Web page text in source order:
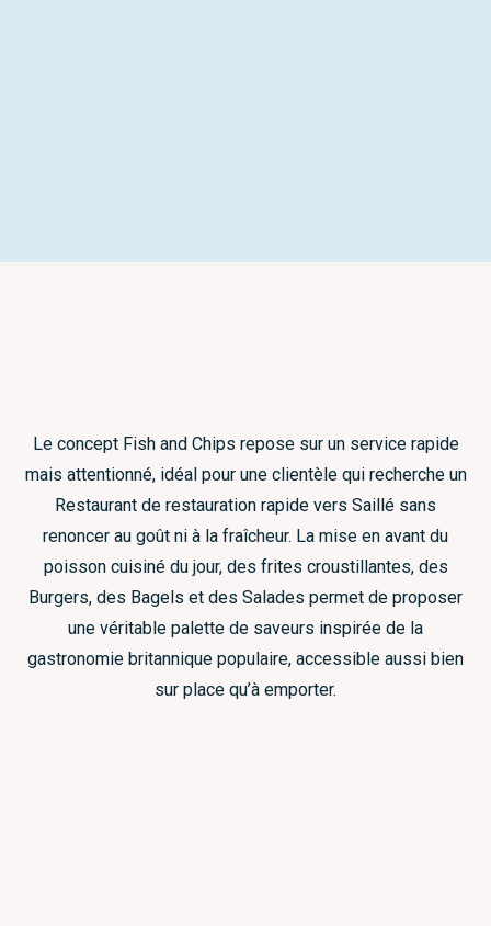
Le concept Fish and Chips repose sur un service rapide
mais attentionné, idéal pour une clientèle qui recherche un
Restaurant de restauration rapide vers Saillé sans
renoncer au goût ni à la fraîcheur. La mise en avant du
poisson cuisiné du jour, des frites croustillantes, des
Burgers, des Bagels et des Salades permet de proposer
une véritable palette de saveurs inspirée de la
gastronomie britannique populaire, accessible aussi bien
sur place qu’à emporter.